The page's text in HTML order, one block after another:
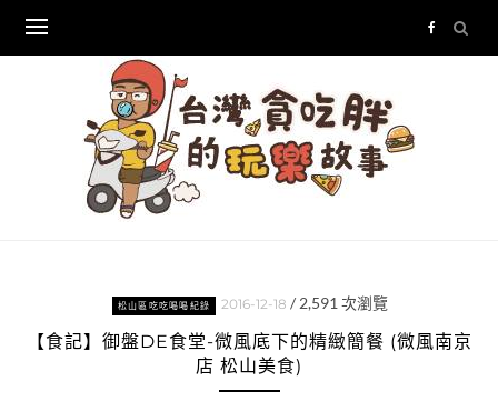
content
松山區吃吃喝喝紀錄 2016-12-18 / 2,591 次瀏覽
【食記】御盤DE食堂-微風底下的精緻簡餐 (微風南京
店 松山美食)